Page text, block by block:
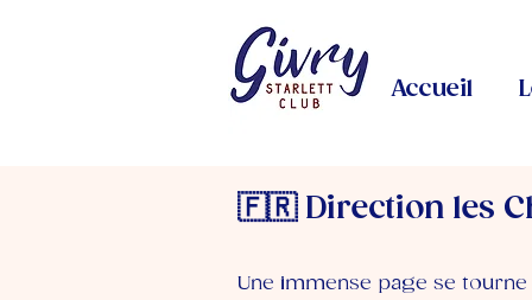
Accueil
🇫🇷 Direction les
Une immense page se